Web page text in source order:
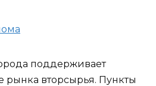
поддерживает
вторсырья. Пункты